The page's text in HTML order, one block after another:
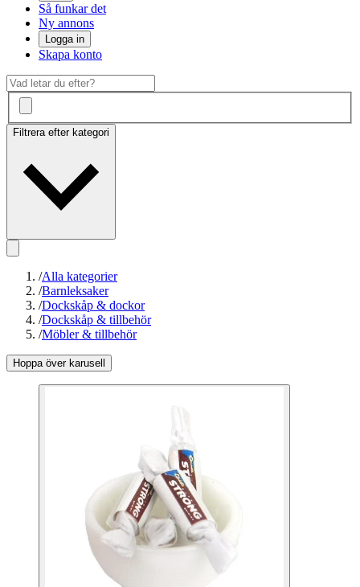
Så funkar det
Ny annons
Logga in
Skapa konto
Filtrera efter kategori
/Alla kategorier
/Barnleksaker
/Dockskåp & dockor
/Dockskåp & tillbehör
/Möbler & tillbehör
Hoppa över karusell